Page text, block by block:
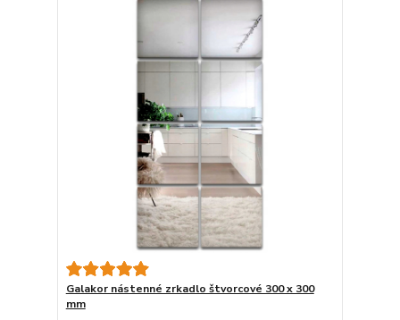
Galakor nástenné zrkadlo štvorcové 300 x 300
mm